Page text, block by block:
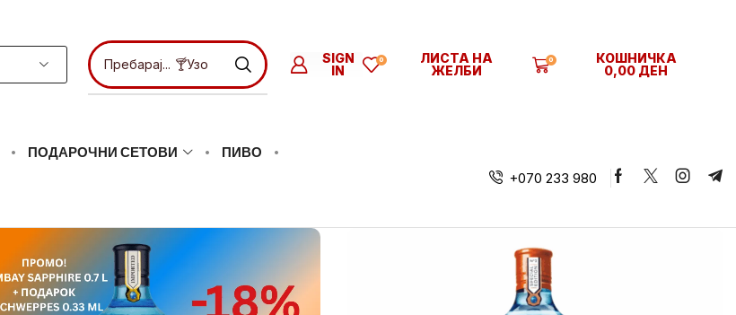
Пребарај... 🍸Ликери
SIGN
IN
ЛИСТА НА
ЖЕЛБИ
0
КОШНИЧКА
0,00ДЕН
ПОДАРОЧНИ СЕТОВИ ПИВО
+070 233 980